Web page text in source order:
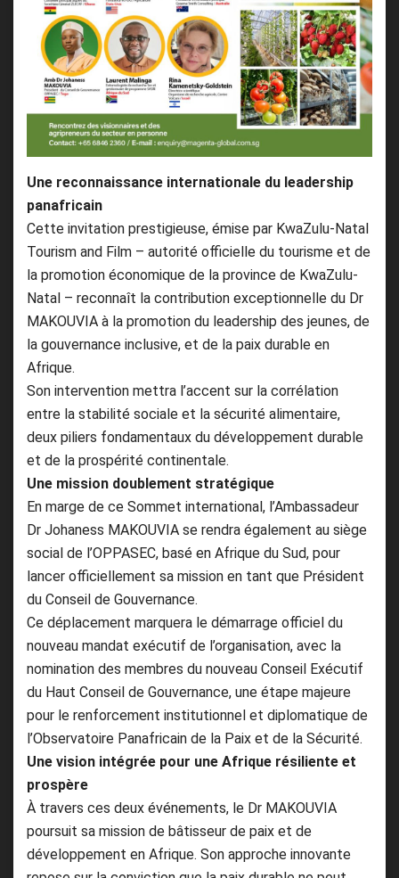
Une reconnaissance internationale du leadership
panafricain
Cette invitation prestigieuse, émise par KwaZulu-Natal
Tourism and Film – autorité officielle du tourisme et de
la promotion économique de la province de KwaZulu-
Natal – reconnaît la contribution exceptionnelle du Dr
MAKOUVIA à la promotion du leadership des jeunes, de
la gouvernance inclusive, et de la paix durable en
Afrique.
Son intervention mettra l’accent sur la corrélation
entre la stabilité sociale et la sécurité alimentaire,
deux piliers fondamentaux du développement durable
et de la prospérité continentale.
Une mission doublement stratégique
En marge de ce Sommet international, l’Ambassadeur
Dr Johaness MAKOUVIA se rendra également au siège
social de l’OPPASEC, basé en Afrique du Sud, pour
lancer officiellement sa mission en tant que Président
du Conseil de Gouvernance.
Ce déplacement marquera le démarrage officiel du
nouveau mandat exécutif de l’organisation, avec la
nomination des membres du nouveau Conseil Exécutif
du Haut Conseil de Gouvernance, une étape majeure
pour le renforcement institutionnel et diplomatique de
l’Observatoire Panafricain de la Paix et de la Sécurité.
Une vision intégrée pour une Afrique résiliente et
prospère
À travers ces deux événements, le Dr MAKOUVIA
poursuit sa mission de bâtisseur de paix et de
développement en Afrique. Son approche innovante